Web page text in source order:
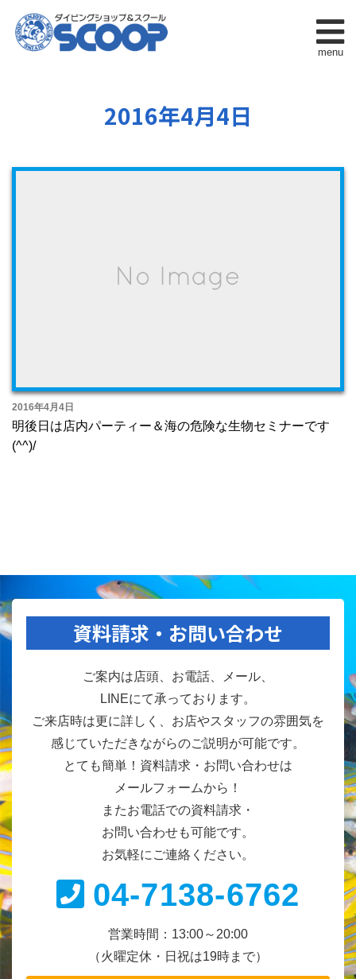
menu
2016年4月4日
2016年4月4日
明後日は店内パーティー＆海の危険な生物セミナーです
(^^)/
資料請求・お問い合わせ
ご案内は店頭、お電話、メール、
LINEにて承っております。
ご来店時は更に詳しく、お店やスタッフの雰囲気を
感じていただきながらのご説明が可能です。
とても簡単！資料請求・お問い合わせは
メールフォームから！
またお電話での資料請求・
お問い合わせも可能です。
お気軽にご連絡ください。
04-7138-6762
営業時間：13:00～20:00
（火曜定休・日祝は19時まで）